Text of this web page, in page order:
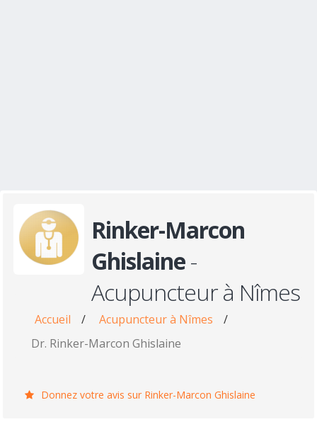
Rinker-Marcon
Ghislaine-
Acupuncteur à Nîmes
Accueil / Acupuncteur à Nîmes
/
Dr. Rinker-Marcon Ghislaine
Donnez votre avis sur Rinker-Marcon Ghislaine